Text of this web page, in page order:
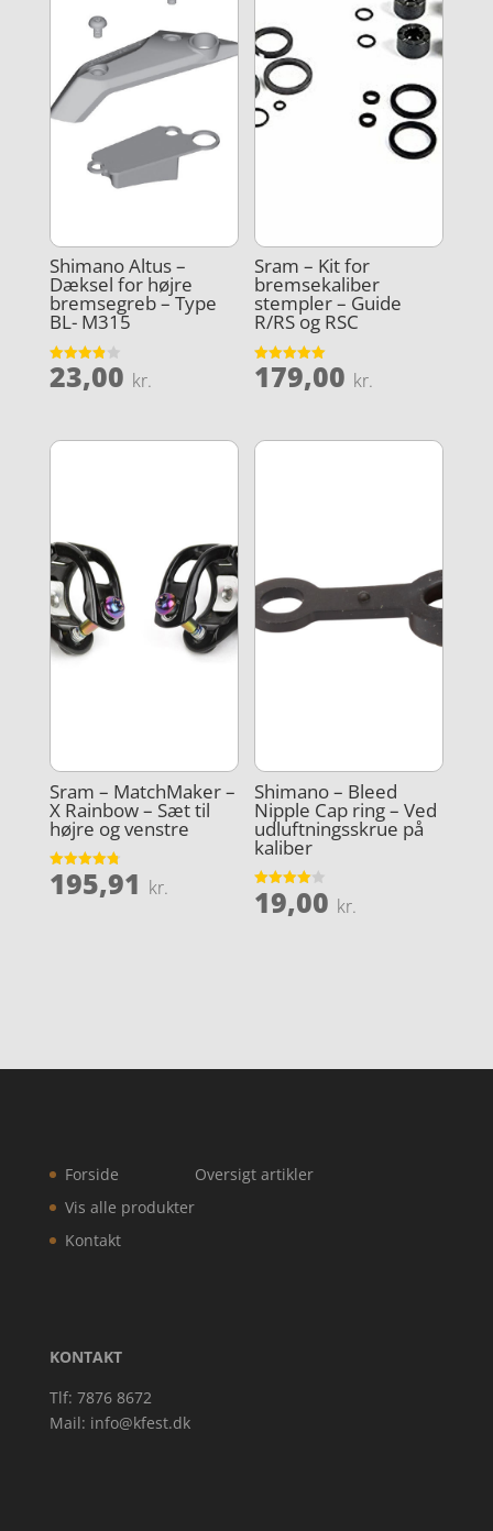
Shimano Altus –
Dæksel for højre
bremsegreb – Type
BL- M315
Vurderet
3.9
23,00 kr.
Sram – Kit for
bremsekaliber
stempler – Guide
R/RS og RSC
Vurderet
5
179,00 kr.
Sram – MatchMaker –
X Rainbow – Sæt til
højre og venstre
Vurderet
4.8
195,91 kr.
Shimano – Bleed
Nipple Cap ring – Ved
udluftningsskrue på
kaliber
Vurderet
4
19,00 kr.
Forside
Vis alle produkter
Kontakt
Oversigt artikler
KONTAKT
Tlf: 7876 8672
Mail: info@kfest.dk